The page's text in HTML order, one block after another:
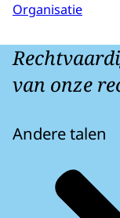
Organisatie
van onze
Andere talen